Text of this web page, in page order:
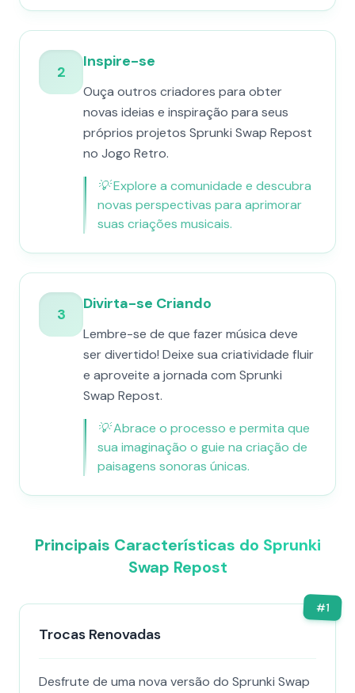
2
Inspire-se
Ouça outros criadores para obter
novas ideias e inspiração para seus
próprios projetos Sprunki Swap Repost
no Jogo Retro.
💡Explore a comunidade e descubra
novas perspectivas para aprimorar
suas criações musicais.
3
Divirta-se Criando
Lembre-se de que fazer música deve
ser divertido! Deixe sua criatividade fluir
e aproveite a jornada com Sprunki
Swap Repost.
💡Abrace o processo e permita que
sua imaginação o guie na criação de
paisagens sonoras únicas.
Principais Características do Sprunki
Swap Repost
#1
Trocas Renovadas
Desfrute de uma nova versão do Sprunki Swap